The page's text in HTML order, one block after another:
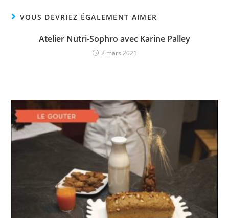
VOUS DEVRIEZ ÉGALEMENT AIMER
Atelier Nutri-Sophro avec Karine Palley
2 mars 2021